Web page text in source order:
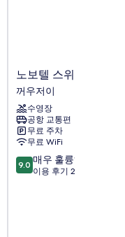
노
보
텔
스
위
츠
하
노
이
노보텔 스위츠 하노이
꺼우저이
수영장
공항 교통편
무료 주차
무료 WiFi
10
점
9.0 매우 훌륭해요
이용 후기 292개